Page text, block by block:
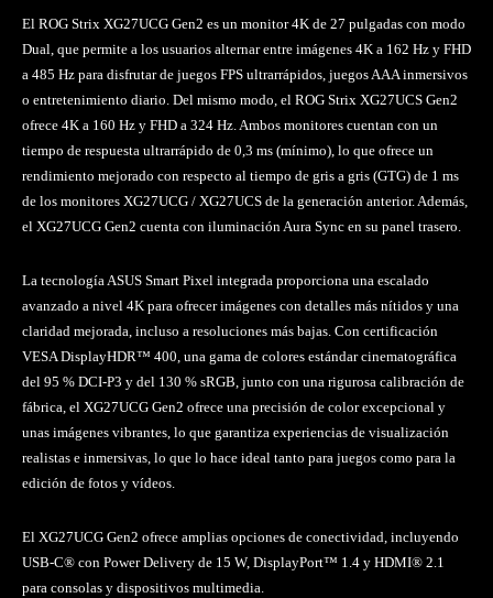
El ROG Strix XG27UCG Gen2 es un monitor 4K de 27 pulgadas con modo
Dual, que permite a los usuarios alternar entre imágenes 4K a 162 Hz y FHD
a 485 Hz para disfrutar de juegos FPS ultrarrápidos, juegos AAA inmersivos
o entretenimiento diario. Del mismo modo, el ROG Strix XG27UCS Gen2
ofrece 4K a 160 Hz y FHD a 324 Hz. Ambos monitores cuentan con un
tiempo de respuesta ultrarrápido de 0,3 ms (mínimo), lo que ofrece un
rendimiento mejorado con respecto al tiempo de gris a gris (GTG) de 1 ms
de los monitores XG27UCG / XG27UCS de la generación anterior. Además,
el XG27UCG Gen2 cuenta con iluminación Aura Sync en su panel trasero.
La tecnología ASUS Smart Pixel integrada proporciona una escalado
avanzado a nivel 4K para ofrecer imágenes con detalles más nítidos y una
claridad mejorada, incluso a resoluciones más bajas. Con certificación
VESA DisplayHDR™ 400, una gama de colores estándar cinematográfica
del 95 % DCI-P3 y del 130 % sRGB, junto con una rigurosa calibración de
fábrica, el XG27UCG Gen2 ofrece una precisión de color excepcional y
unas imágenes vibrantes, lo que garantiza experiencias de visualización
realistas e inmersivas, lo que lo hace ideal tanto para juegos como para la
edición de fotos y vídeos.
El XG27UCG Gen2 ofrece amplias opciones de conectividad, incluyendo
USB-C® con Power Delivery de 15 W, DisplayPort™ 1.4 y HDMI® 2.1
para consolas y dispositivos multimedia.